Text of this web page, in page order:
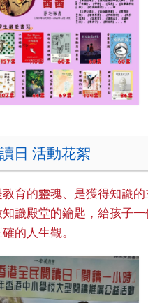
日 活動花絮
教育的靈魂、是獲得知識
識殿堂的鑰匙，給孩子
的人生觀。